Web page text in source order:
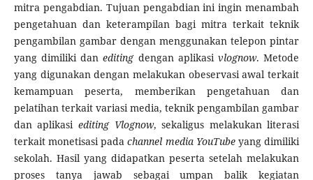
mitra pengabdian. Tujuan pengabdian ini ingin menambah
pengetahuan dan keterampilan bagi mitra terkait teknik
pengambilan gambar dengan menggunakan telepon pintar
yang dimiliki daneditingdengan aplikasi vlognow. Metode
yang digunakan dengan melakukan obeservasi awal terkait
kemampuan peserta, memberikan pengetahuan dan
pelatihan terkait variasi media, teknik pengambilan gambar
dan aplikasi editing Vlognow, sekaligus melakukan literasi
terkait monetisasi padachannel media YouTubeyang dimiliki
sekolah. Hasil yang didapatkan peserta setelah melakukan
proses tanya jawab sebagai umpan balik kegiatan